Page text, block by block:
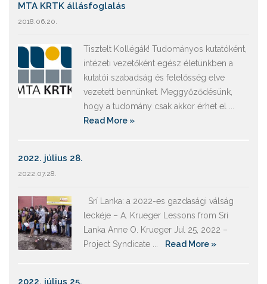
MTA KRTK állásfoglalás
2018.06.20.
Tisztelt Kollégák! Tudományos kutatóként,
intézeti vezetőként egész életünkben a
kutatói szabadság és felelősség elve
vezetett bennünket. Meggyőződésünk,
hogy a tudomány csak akkor érhet el ...
Read More »
2022. július 28.
2022.07.28.
Srí Lanka: a 2022-es gazdasági válság
leckéje – A. Krueger Lessons from Sri
Lanka Anne O. Krueger Jul 25, 2022 –
Project Syndicate ...
Read More »
2022. július 25.